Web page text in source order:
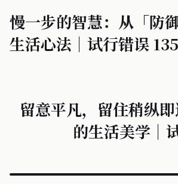
慢一步的智慧：从「防
生活心法｜试行错误 135
留意平凡，留住稍纵
的生活美学｜